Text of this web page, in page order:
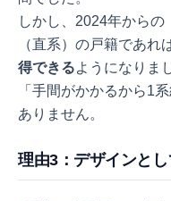
しかし、2024年から
（直系）の戸籍であれ
得できるようになりま
「手間がかかるから1
ありません。
理由3：デザインと